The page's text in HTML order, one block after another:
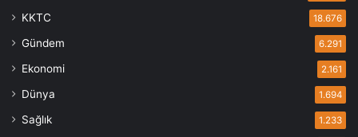
KKTC 18.676
Gündem 6.291
Ekonomi 2.161
Dünya 1.694
Sağlık 1.233